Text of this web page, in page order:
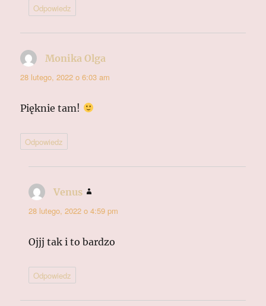
Odpowiedz
Monika Olga
28 lutego, 2022 o 6:03 am
Pięknie tam!
Odpowiedz
Venus
28 lutego, 2022 o 4:59 pm
Ojjj tak i to bardzo
Odpowiedz